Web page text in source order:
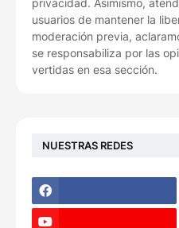
privacidad. Asimismo,
usuarios de mantener la
moderación previa,
se responsabiliza por las
vertidas en esa sección.
NUESTRAS REDES